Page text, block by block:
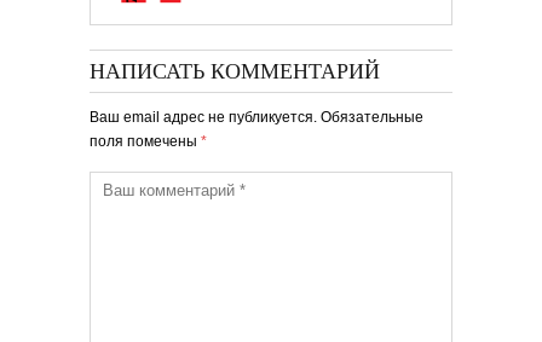
НАПИСАТЬ КОММЕНТАРИЙ
Ваш email адрес не публикуется. Обязательные
поля помечены *